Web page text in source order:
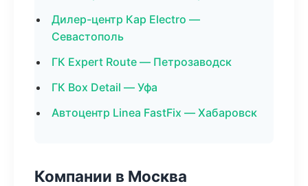
Дилер-центр Кар Electro —
Севастополь
ГК Expert Route — Петрозаводск
ГК Box Detail — Уфа
Автоцентр Linea FastFix — Хабаровск
Компании в Москва